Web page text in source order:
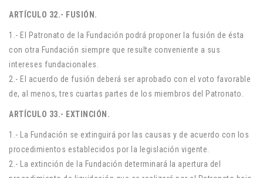
ARTÍCULO 32.- FUSIÓN.
1.- El Patronato de la Fundación podrá proponer la fusión de ésta
con otra Fundación siempre que resulte conveniente a sus
intereses fundacionales.
2.- El acuerdo de fusión deberá ser aprobado con el voto favorable
de, al menos, tres cuartas partes de los miembros del Patronato.
ARTÍCULO 33.- EXTINCIÓN.
1.- La Fundación se extinguirá por las causas y de acuerdo con los
procedimientos establecidos por la legislación vigente.
2.- La extinción de la Fundación determinará la apertura del